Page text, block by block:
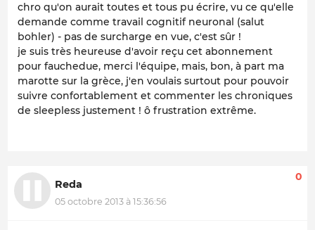
chro qu'on aurait toutes et tous pu écrire, vu ce qu'elle
demande comme travail cognitif neuronal (salut
bohler) - pas de surcharge en vue, c'est sûr !
je suis très heureuse d'avoir reçu cet abonnement
pour fauchedue, merci l'équipe, mais, bon, à part ma
marotte sur la grèce, j'en voulais surtout pour pouvoir
suivre confortablement et commenter les chroniques
de sleepless justement ! ô frustration extrême.
Reda
05 octobre 2013 à 15:36:56
0